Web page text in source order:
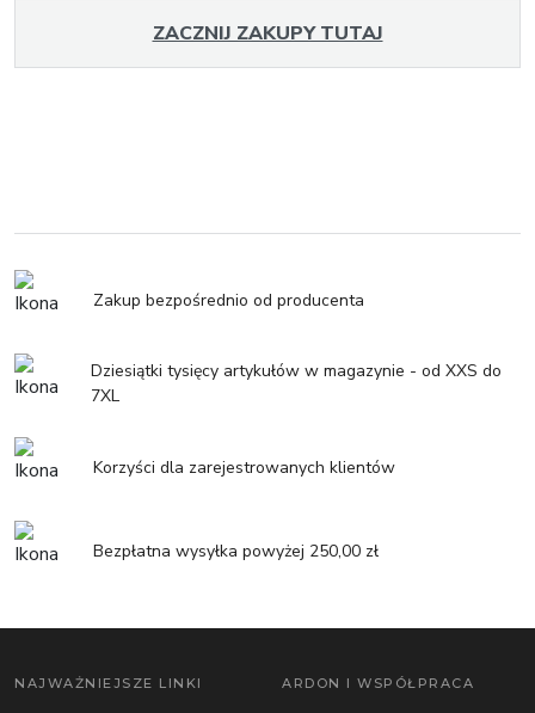
ZACZNIJ ZAKUPY TUTAJ
Zakup bezpośrednio od producenta
Dziesiątki tysięcy artykułów w magazynie - od XXS do
7XL
Korzyści dla zarejestrowanych klientów
Bezpłatna wysyłka powyżej 250,00 zł
NAJWAŻNIEJSZE LINKI ARDON I WSPÓŁPRACA